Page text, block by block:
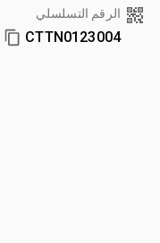
الرقم التسلسلي
CTTN0123004